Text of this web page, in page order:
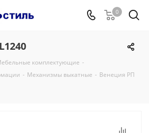
0
комплектующие -
- Механизмы выкатные - Венеция РП